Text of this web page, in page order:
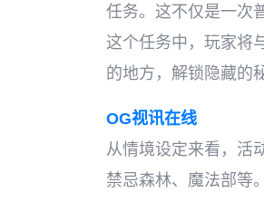
任务。这不仅是一次
这个任务中，玩家将
的地方，解锁隐藏的
OG视讯在线
从情境设定来看，活
禁忌森林、魔法部等